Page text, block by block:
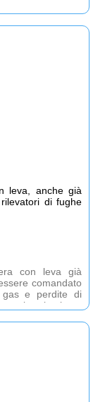
leva, anche già
di fughe
con leva già
comandato
gas e perdite di
la tubazione,
B.038.00